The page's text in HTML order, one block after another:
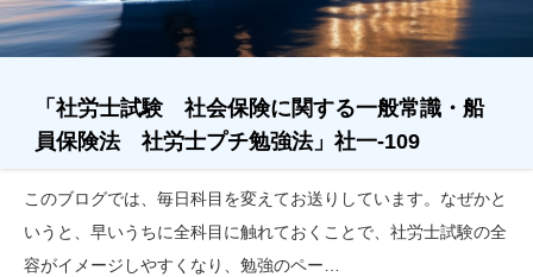
「社労士試験 社会保険に関する一般常識・船
員保険法 社労士プチ勉強法」社一-109
このブログでは、毎日科目を変えてお送りしています。なぜかと
いうと、早いうちに全科目に触れておくことで、社労士試験の全
容がイメージしやすくなり、勉強のペー…